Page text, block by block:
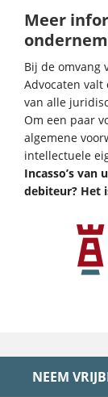
Meer
Bij de omvang
Advocaten
van alle
Om een paar
algemene
intellectuele
Incasso’s
debiteur? Het
NEEM